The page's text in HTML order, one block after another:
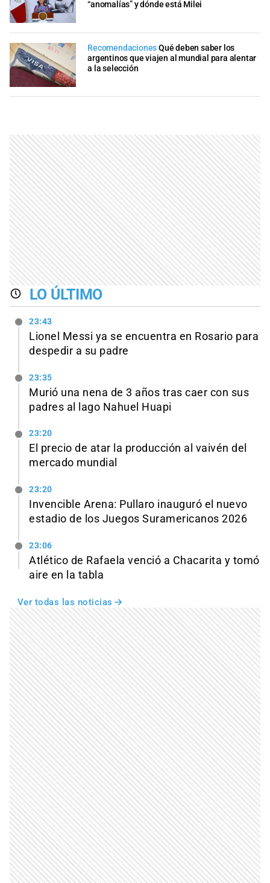
“anomalías” y dónde está Milei
RecomendacionesQué deben saber los
argentinos que viajen al mundial para alentar
a la selección
LO ÚLTIMO
23:43
Lionel Messi ya se encuentra en Rosario para
despedir a su padre
23:35
Murió una nena de 3 años tras caer con sus
padres al lago Nahuel Huapi
23:20
El precio de atar la producción al vaivén del
mercado mundial
23:20
Invencible Arena: Pullaro inauguró el nuevo
estadio de los Juegos Suramericanos 2026
23:06
Atlético de Rafaela venció a Chacarita y tomó
aire en la tabla
Ver todas las noticias